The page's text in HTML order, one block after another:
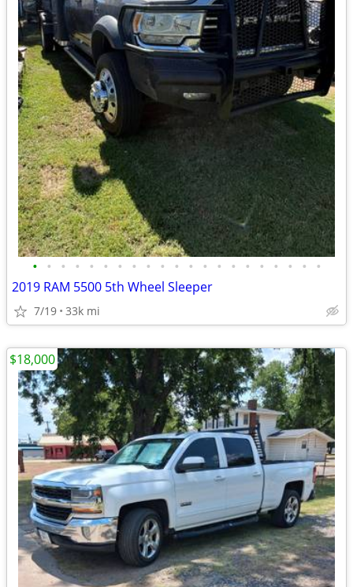
• • • • • • • • • • • • • • • • • • • • •
2019 RAM 5500 5th Wheel Sleeper
7/19 33k mi
$18,000